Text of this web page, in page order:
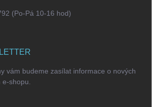
(Po-Pá 10-16 hod)
vám budeme zasílat informace o nových
e-shopu.